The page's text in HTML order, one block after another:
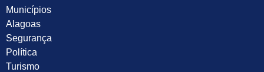
Municípios
Alagoas
Segurança
Política
Turismo